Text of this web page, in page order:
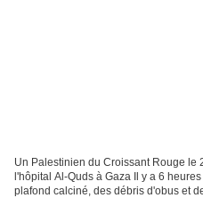
Un Palestinien du Croissant Rouge le
l'hôpital Al-Quds à Gaza Il y a 6
plafond calciné, des débris d'obus et